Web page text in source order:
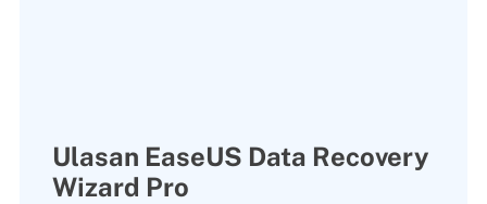
Ulasan EaseUS Data Recovery
Wizard Pro